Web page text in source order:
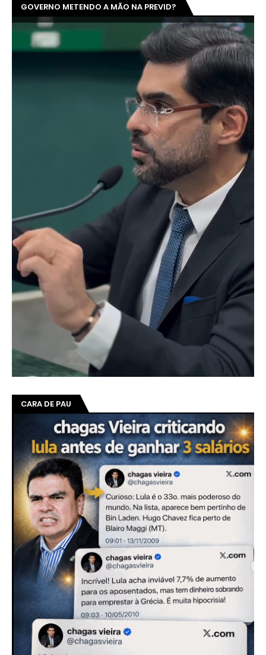
GOVERNO METENDO A MÃO NA PREVID?
CARA DE PAU